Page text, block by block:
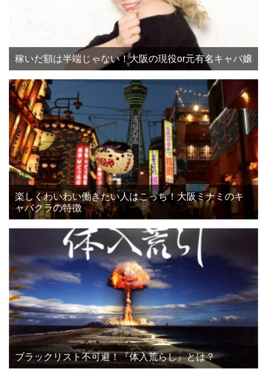
稼いだ額は半端じゃない！大阪の現役or元有名キャバ嬢
楽しくわいわい働きたい人はこっち！大阪ミナミのキ
ャバクラの特徴
ブラックリスト不可避！『体入荒らし』とは？